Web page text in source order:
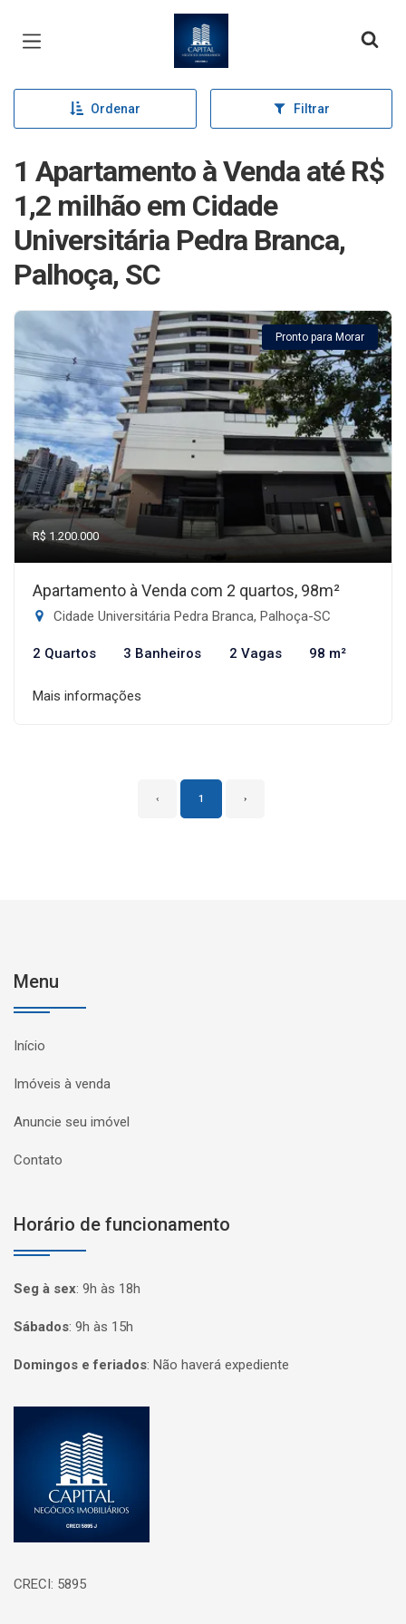
Página inicial
Ordenar Filtrar
1 Apartamento à Venda até R$
1,2 milhão em Cidade
Universitária Pedra Branca,
Palhoça, SC
Pronto para Morar
R$ 1.200.000
Apartamento à Venda com 2 quartos, 98m²
Cidade Universitária Pedra Branca, Palhoça-SC
2 Quartos 3 Banheiros 2 Vagas 98 m²
Mais informações
‹ 1 ›
Menu
Início
Imóveis à venda
Anuncie seu imóvel
Contato
Horário de funcionamento
Seg à sex: 9h às 18h
Sábados: 9h às 15h
Domingos e feriados: Não haverá expediente
CRECI: 5895